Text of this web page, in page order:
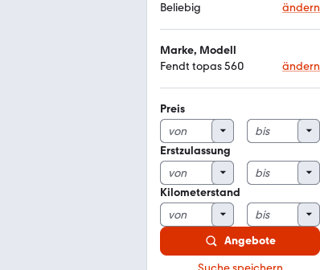
Beliebig
ändern
Marke, Modell
Fendt topas 560
ändern
Preis
Erstzulassung
Kilometerstand
Angebote